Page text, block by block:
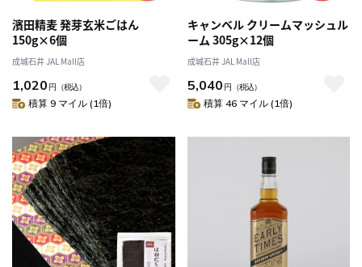
濱田精麦 発芽玄米ごはん
150g×6個
成城石井 JAL Mall店
1,020 円 （税込）
積算 9 マイル (1倍)
キャンベル クリームマッシュル
ーム 305g×12個
成城石井 JAL Mall店
5,040 円 （税込）
積算 46 マイル (1倍)